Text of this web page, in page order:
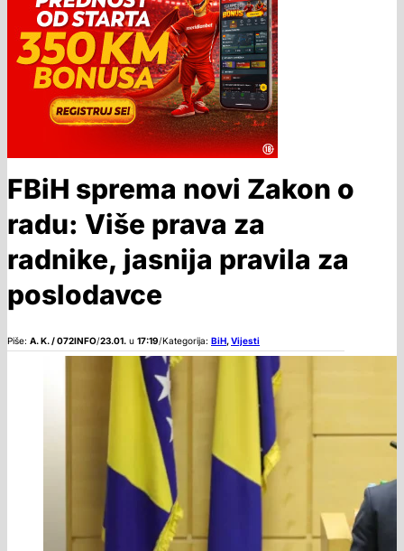
FBiH sprema novi Zakon o
radu: Više prava za
radnike, jasnija pravila za
poslodavce
Piše: A. K. / 072INFO/23.01. u 17:19/Kategorija: BiH,Vijesti